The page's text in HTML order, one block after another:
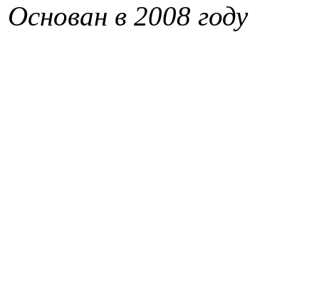
Основан в 2008 году